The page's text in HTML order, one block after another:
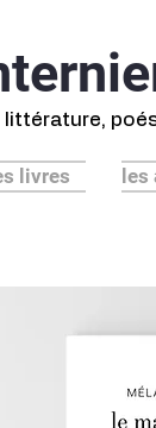
littérature,
livres